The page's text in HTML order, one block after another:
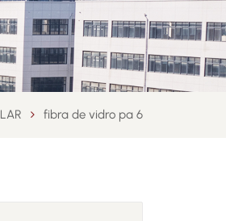
العربية
中文
LAR fibra de vidro pa 6